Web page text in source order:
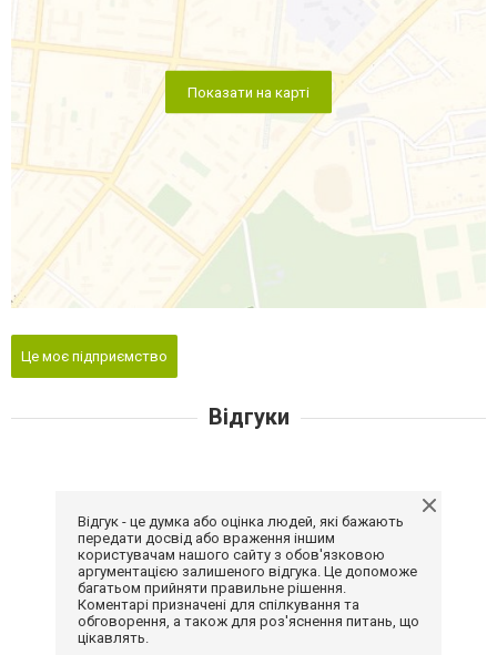
Показати на карті
Це моє підприємство
Відгуки
Відгук - це думка або оцінка людей, які бажають
передати досвід або враження іншим
користувачам нашого сайту з обов'язковою
аргументацією залишеного відгука. Це допоможе
багатьом прийняти правильне рішення.
Коментарі призначені для спілкування та
обговорення, а також для роз'яснення питань, що
цікавлять.